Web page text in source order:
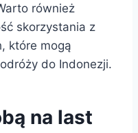
również
skorzystania z
które mogą
do Indonezji.
na last